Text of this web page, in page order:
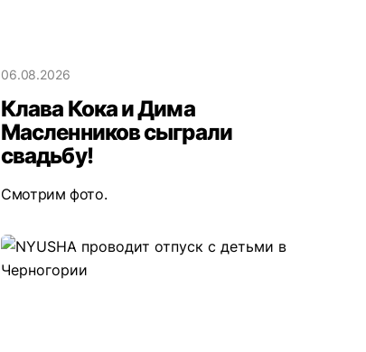
06.08.2026
Клава Кока и Дима
Масленников сыграли
свадьбу!
Смотрим фото.